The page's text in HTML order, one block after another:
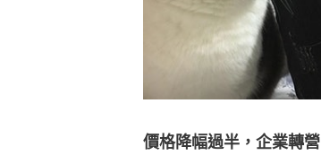
價格降幅過半，企業轉營